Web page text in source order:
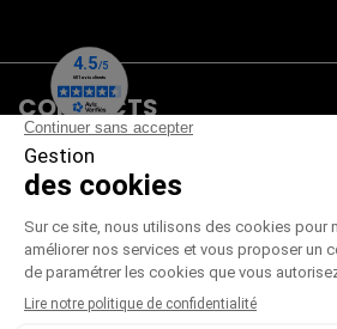
CONTACTS
PRODUITS
NOTRE SOCIÉTÉ
VOTRE COMPTE